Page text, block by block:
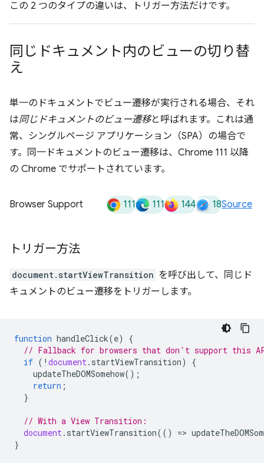
この 2 つのタイプの違いは、トリガー方法だけです。
同じドキュメント内のビューの切り替
え
単一のドキュメントでビュー遷移が実行される場合、それ
は同じドキュメントのビュー遷移と呼ばれます。これは通
常、シングルページ アプリケーション（SPA）の場合で
す。同一ドキュメントのビュー遷移は、Chrome 111 以降
の Chrome でサポートされています。
Browser Support 111 111 144 18Source
トリガー方法
document.startViewTransition を呼び出して、同じド
キュメントのビュー遷移をトリガーします。
function handleClick(e)
{
// Fallback for browsers that don't support this
if ( ! document. startViewTransition)
{
updateTheDOMSomehow();
return ;
}
// With a View Transition:
document. startViewTransition(() =>
}